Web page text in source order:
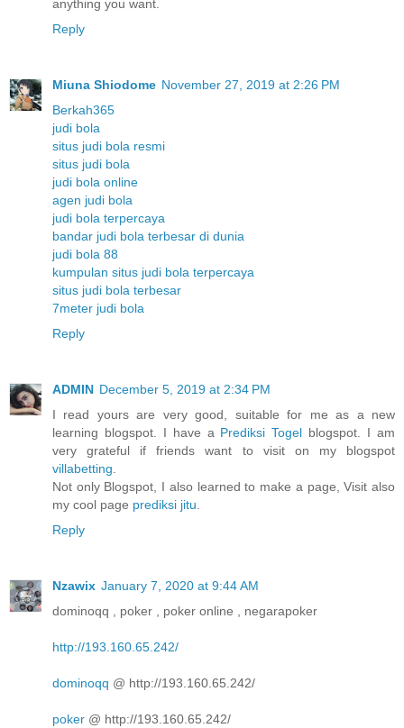
anything you want.
Reply
Miuna Shiodome November 27, 2019 at 2:26 PM
Berkah365
judi bola
situs judi bola resmi
situs judi bola
judi bola online
agen judi bola
judi bola terpercaya
bandar judi bola terbesar di dunia
judi bola 88
kumpulan situs judi bola terpercaya
situs judi bola terbesar
7meter judi bola
Reply
ADMIN December 5, 2019 at 2:34 PM
I read yours are very good, suitable for me as a new
learning blogspot. I have a Prediksi Togel blogspot. I am
very grateful if friends want to visit on my blogspot
villabetting
Not only Blogspot, I also learned to make a page, Visit also
my cool page prediksi jitu
Reply
Nzawix January 7, 2020 at 9:44 AM
dominoqq , poker , poker online , negarapoker
http://193.160.65.242/
dominoqq @ http://193.160.65.242/
poker @ http://193.160.65.242/